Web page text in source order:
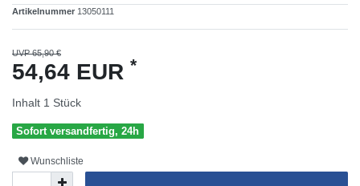
Artikelnummer 13050111
UVP 65,90 €
54,64 EUR *
Inhalt 1 Stück
Sofort versandfertig, 24h
Wunschliste